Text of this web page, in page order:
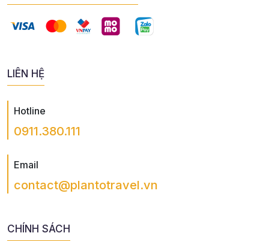
LIÊN HỆ
Hotline
0911.380.111
Email
contact@plantotravel.vn
CHÍNH SÁCH